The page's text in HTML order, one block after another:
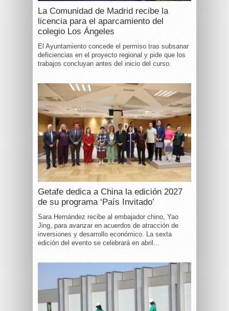
La Comunidad de Madrid recibe la
licencia para el aparcamiento del
colegio Los Ángeles
El Ayuntamiento concede el permiso tras subsanar
deficiencias en el proyecto regional y pide que los
trabajos concluyan antes del inicio del curso.
Getafe dedica a China la edición 2027
de su programa ‘País Invitado’
Sara Hernández recibe al embajador chino, Yao
Jing, para avanzar en acuerdos de atracción de
inversiones y desarrollo económico. La sexta
edición del evento se celebrará en abril...